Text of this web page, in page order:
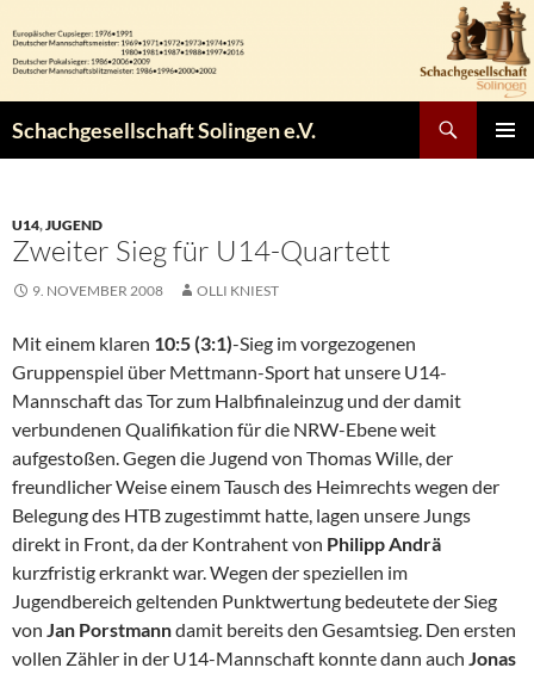
Inhalt
springen
Schachgesellschaft Solingen e.V.
U14,JUGEND
Zweiter Sieg für U14-Quartett
9. NOVEMBER 2008 OLLI KNIEST
Mit einem klaren 10:5 (3:1)-Sieg im vorgezogenen
Gruppenspiel über Mettmann-Sport hat unsere U14-
Mannschaft das Tor zum Halbfinaleinzug und der damit
verbundenen Qualifikation für die NRW-Ebene weit
aufgestoßen. Gegen die Jugend von Thomas Wille, der
freundlicher Weise einem Tausch des Heimrechts wegen der
Belegung des HTB zugestimmt hatte, lagen unsere Jungs
direkt in Front, da der Kontrahent von Philipp Andrä
kurzfristig erkrankt war. Wegen der speziellen im
Jugendbereich geltenden Punktwertung bedeutete der Sieg
von Jan Porstmanndamit bereits den Gesamtsieg. Den ersten
vollen Zähler in der U14-Mannschaft konnte dann auch Jonas